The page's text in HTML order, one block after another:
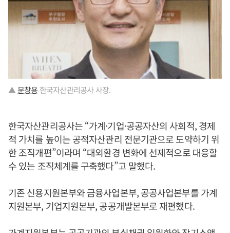
▲문창용 한국자산관리공사 사장.
한국자산관리공사는 “가계·기업·공공자산의 사회적, 경제
적 가치를 높이는 공적자산관리 전문기관으로 도약하기 위
한 조직개편”이라며 “대외환경 변화에 선제적으로 대응할
수 있는 조직체계를 구축했다”고 말했다.
기존 신용지원본부와 금융사업본부, 공공사업본부를 가계
지원본부, 기업지원본부, 공공개발본부로 재편했다.